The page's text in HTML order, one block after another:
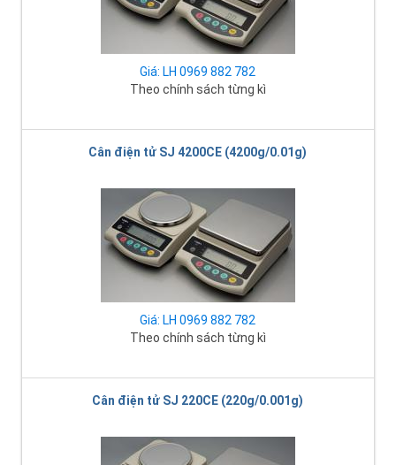
Giá: LH 0969 882 782
Theo chính sách từng kì
Cân điện tử SJ 4200CE (4200g/0.01g)
Giá: LH 0969 882 782
Theo chính sách từng kì
Cân điện tử SJ 220CE (220g/0.001g)